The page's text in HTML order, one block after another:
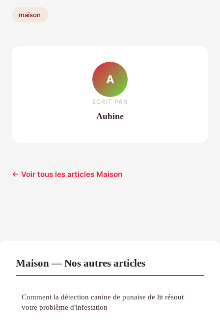
maison
A
ECRIT PAR
Aubine
← Voir tous les articles Maison
Maison — Nos autres articles
Comment la détection canine de punaise de lit résout
votre problème d'infestation